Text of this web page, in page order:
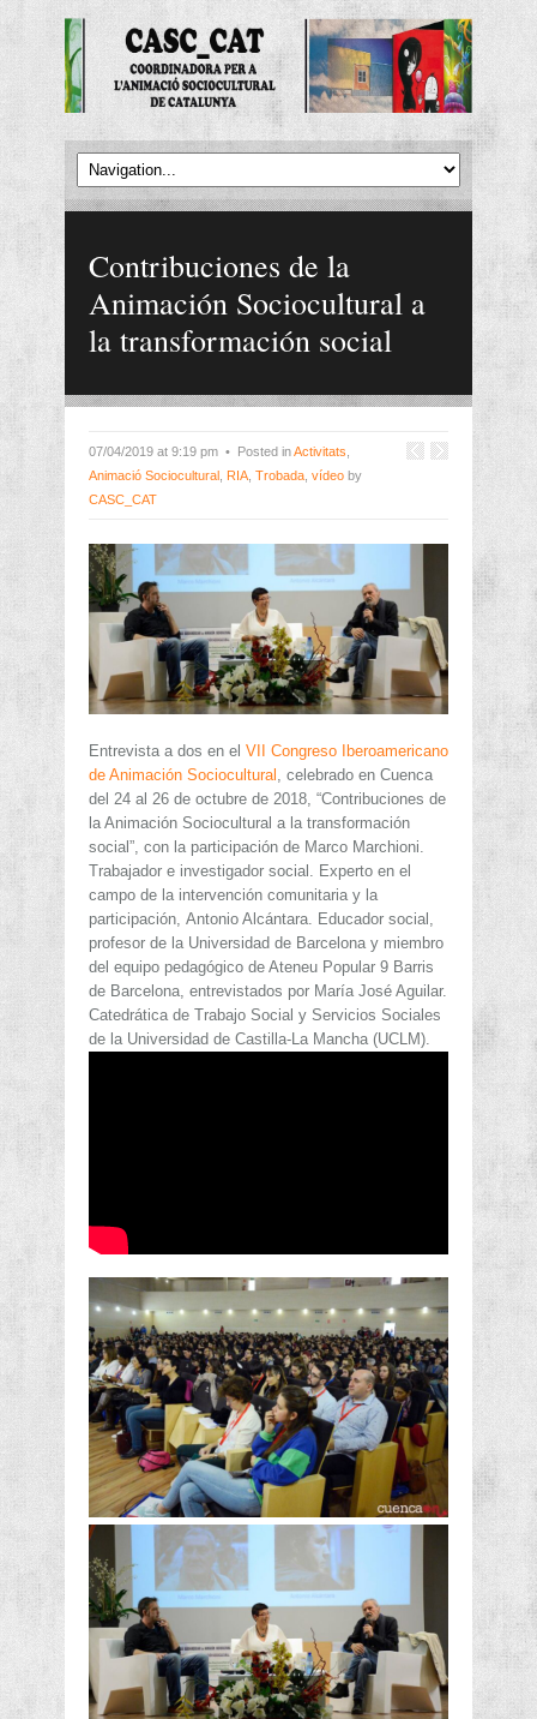
Contribuciones de la
Animación Sociocultural a
la transformación social
07/04/2019 at 9:19 pm • Posted inActivitats
Animació Sociocultural RIA Trobada vídeo by
CASC_CAT
Entrevista a dos en el VII Congreso Iberoamericano
de Animación Sociocultural , celebrado en Cuenca
del 24 al 26 de octubre de 2018, “Contribuciones de
la Animación Sociocultural a la transformación
social”, con la participación de Marco Marchioni.
Trabajador e investigador social. Experto en el
campo de la intervención comunitaria y la
participación, Antonio Alcántara. Educador social,
profesor de la Universidad de Barcelona y miembro
del equipo pedagógico de Ateneu Popular 9 Barris
de Barcelona, entrevistados por María José Aguilar.
Catedrática de Trabajo Social y Servicios Sociales
de la Universidad de Castilla-La Mancha (UCLM).